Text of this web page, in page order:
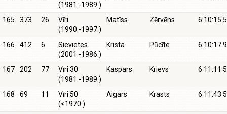
(1981.-1989.)
165 373 26
Vīri
(1990.-1997.)
Matīss Zērvēns 6:10:15.5
166 412 6
Sievietes
(2001.-1986.)
Krista Pūcīte 6:10:17.9
167 202 77
Vīri 30
(1981.-1989.)
Kaspars Krievs 6:11:11.5
168 69 11
Vīri 50
(<1970.)
Aigars Krasts 6:11:43.5